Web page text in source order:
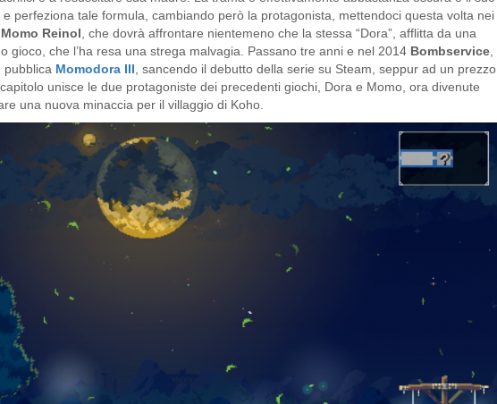
perfeziona tale formula, cambiando però la protagonista, mettendoci questa volta nei
Momo Reinol, che dovrà affrontare nientemeno che la stessa “Dora”, afflitta da una
gioco, che l’ha resa una strega malvagia. Passano tre anni e nel 2014 Bombservice,
pubblica Momodora III, sancendo il debutto della serie su Steam, seppur ad un prezzo
unisce le due protagoniste dei precedenti giochi, Dora e Momo, ora divenute
una nuova minaccia per il villaggio di Koho.